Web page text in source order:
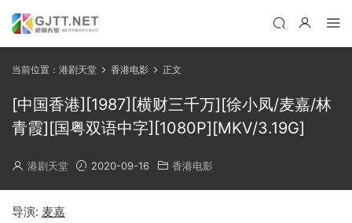
当前位置： 港剧天堂 香港电影 正文
[中国香港][1987][横财三千万][徐小凤/麦嘉/林
青霞][国粤双语中字][1080P][MKV/3.19G]
港剧天堂 2020-09-16 香港电影
导演: 麦嘉